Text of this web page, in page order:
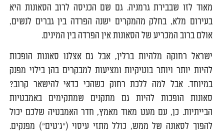
מאוד לזו שבבירת גרמניה. גם שם הכניסה לרוב הסאונות היא
בעירום מלא, בחלק מהמקרים ישנה הפרדה בין גברים לנשים,
אולם ברוב המכריע של הסאונות אין הפרדה בין המינים.
ישראל רחוקה מלהיות ברלין, אבל גם אצלנו סאונות הופכות
להיות יותר ויותר בוטיקיות ומציעות למבקרים בהן בילוי מפנק
במיוחד. אבל למה ללכת רחוק כשהכי כדאי להישאר קרוב?
סאונות הופכות להיות גם מתקנים שמתקימים באמבטיות
הבייתיות. כן, עם מעט מאוד מאמץ, חדר האמבטיה שלכם יכול
להפוך לסאונה של ממש, כולל מתזי עיסוי ("ג'טים") מפנקים.